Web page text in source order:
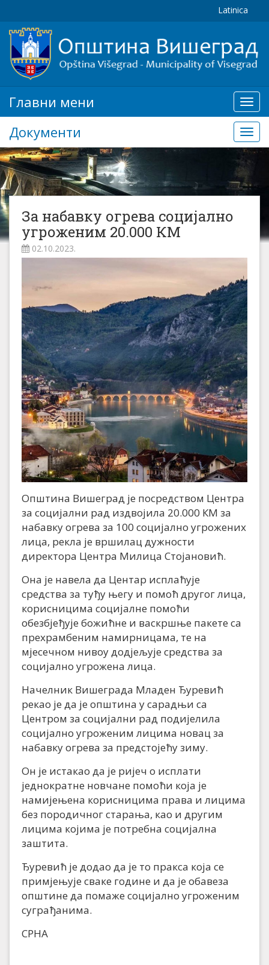
Latinica
мени
Главни мени
Документи
За набавку огрева социјално
угроженим 20.000 КМ
02.10.2023.
Општина Вишеград је посредством Центра
за социјални рад издвојила 20.000 КМ за
набавку огрева за 100 социјално угрожених
лица, рекла је вршилац дужности
директора Центра Милица Стојановић.
Она је навела да Центар исплаћује
средства за туђу његу и помоћ другог лица,
корисницима социјалне помоћи
обезбјеђује божићне и васкршње пакете са
прехрамбеним намирницама, те на
мјесечном нивоу додјељује средства за
социјално угрожена лица.
Начелник Вишеграда Младен Ђуревић
рекао је да је општина у сарадњи са
Центром за социјални рад подијелила
социјално угроженим лицима новац за
набавку огрева за предстојећу зиму.
Он је истакао да је ријеч о исплати
једнократне новчане помоћи која је
намијењена корисницима права и лицима
без породичног старања, као и другим
лицима којима је потребна социјална
заштита.
Ђуревић је додао да је то пракса која се
примјењује сваке године и да је обавеза
општине да помаже социјално угроженим
суграђанима.
СРНА